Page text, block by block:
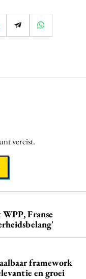
vereist.
Franse
framework
en groei